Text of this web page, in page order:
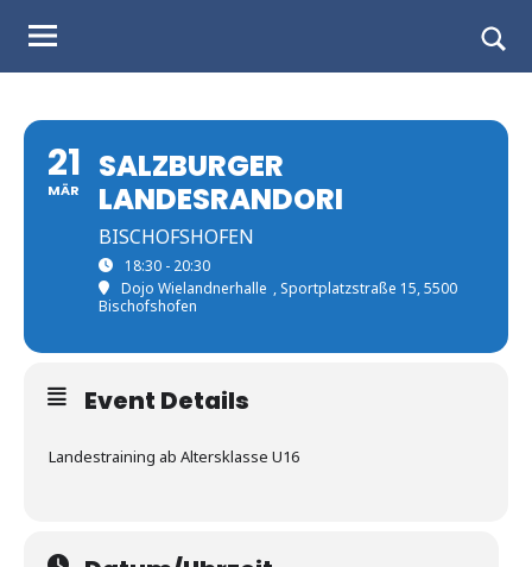
Judo
Landesverband
Salzburg
form
21
MÄR
SALZBURGER
LANDESRANDORI
BISCHOFSHOFEN
18:30 - 20:30
Dojo Wielandnerhalle , Sportplatzstraße 15, 5500
Bischofshofen
Event Details
Landestraining ab Altersklasse U16